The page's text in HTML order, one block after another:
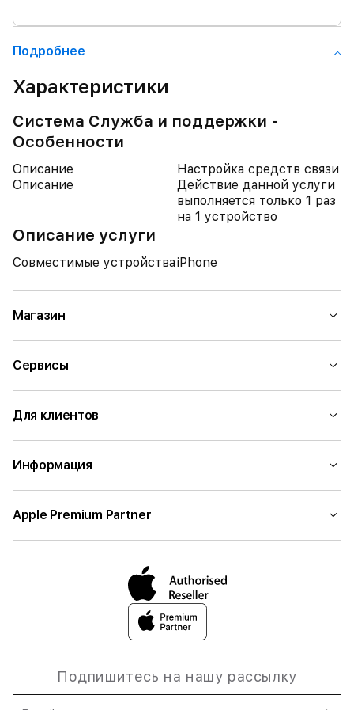
Подробнее
Характеристики
Система Служба и поддержки -
Особенности
Описание
Настройка средств связи
Описание
Действие данной услуги
выполняется только 1 раз
на 1 устройство
Описание услуги
Совместимые устройстваiPhone
Магазин
Сервисы
Для клиентов
Информация
Apple Premium Partner
Подпишитесь на нашу рассылку